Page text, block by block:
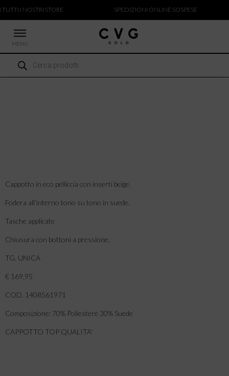
I NOSTRI STORE SPEDIZIONI ONLINE SOSPESE
MENU
Ricerca
prodotti
ARRIVI
Cappotto in eco pelliccia con inserti beige.
Fodera all’interno tono su tono in suede.
Tasche applicate
Chiusura con bottoni a pressione.
TG. UNICA
€ 169,95
COD. 1408561971
Composizione: 70% Poliestere 30% Suede
CAPPOTTO TOP QUALITA'